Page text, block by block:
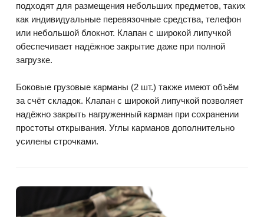
подходят для размещения небольших предметов, таких
как индивидуальные перевязочные средства, телефон
или небольшой блокнот. Клапан с широкой липучкой
обеспечивает надёжное закрытие даже при полной
загрузке.
Боковые грузовые карманы (2 шт.) также имеют объём
за счёт складок. Клапан с широкой липучкой позволяет
надёжно закрыть нагруженный карман при сохранении
простоты открывания. Углы карманов дополнительно
усилены строчками.